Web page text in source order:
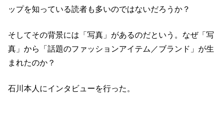
ップを知っている読者も多いのではないだろうか？
そしてその背景には「写真」があるのだという。なぜ「写
真」から「話題のファッションアイテム／ブランド」が生
まれたのか？
石川本人にインタビューを行った。